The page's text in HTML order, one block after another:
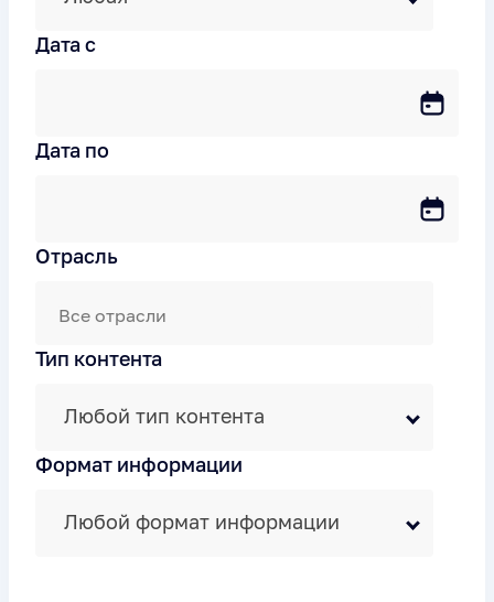
Дата c
Дата по
Отрасль
Тип контента
Любой тип контента
Формат информации
Любой формат информации